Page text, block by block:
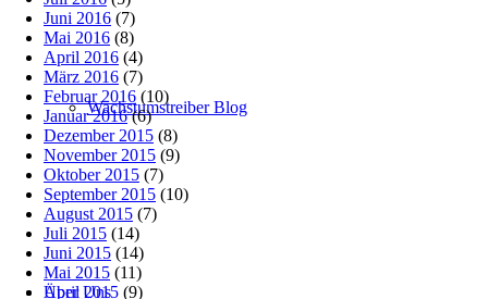
Wachstumstreiber Blog
Über Uns
Juni 2016 (7)
Mai 2016 (8)
April 2016 (4)
März 2016 (7)
Februar 2016 (10)
Januar 2016(6)
Dezember 2015 (8)
November 2015 (9)
Oktober 2015 (7)
September 2015 (10)
August 2015 (7)
Juli 2015 (14)
Juni 2015 (14)
Mai 2015 (11)
April 2015 (9)